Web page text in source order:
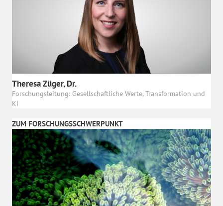
Theresa Züger, Dr.
Forschungsleitung: Gesellschaftliche Werte, Transformation und
KI
ZUM FORSCHUNGSSCHWERPUNKT